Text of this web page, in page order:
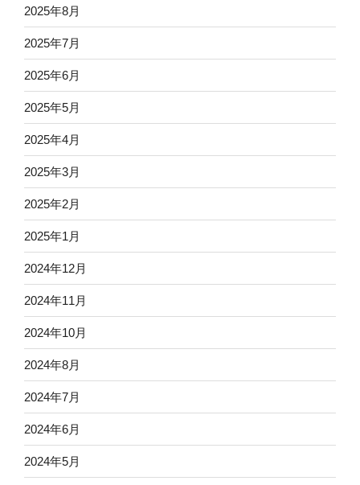
2025年8月
2025年7月
2025年6月
2025年5月
2025年4月
2025年3月
2025年2月
2025年1月
2024年12月
2024年11月
2024年10月
2024年8月
2024年7月
2024年6月
2024年5月